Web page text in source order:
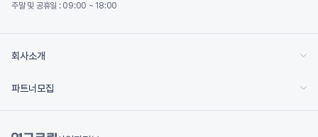
주말 및 공휴일 : 09:00 ~ 18:00
회사소개
파트너모집